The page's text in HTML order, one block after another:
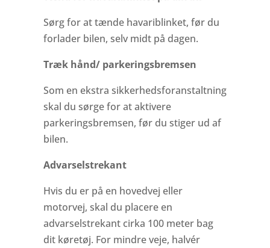
Sørg for at tænde havariblinket, før du
forlader bilen, selv midt på dagen.
Træk hånd/ parkeringsbremsen
Som en ekstra sikkerhedsforanstaltning
skal du sørge for at aktivere
parkeringsbremsen, før du stiger ud af
bilen.
Advarselstrekant
Hvis du er på en hovedvej eller
motorvej, skal du placere en
advarselstrekant cirka 100 meter bag
dit køretøj. For mindre veje, halvér